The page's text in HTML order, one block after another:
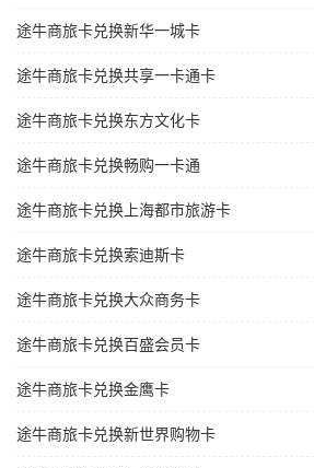
途牛商旅卡兑换新华一城卡
途牛商旅卡兑换共享一卡通卡
途牛商旅卡兑换东方文化卡
途牛商旅卡兑换畅购一卡通
途牛商旅卡兑换上海都市旅游卡
途牛商旅卡兑换索迪斯卡
途牛商旅卡兑换大众商务卡
途牛商旅卡兑换百盛会员卡
途牛商旅卡兑换金鹰卡
途牛商旅卡兑换新世界购物卡